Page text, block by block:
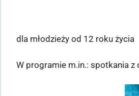
dla młodzieży od 12 roku życia
W programie m.in.: spotkania